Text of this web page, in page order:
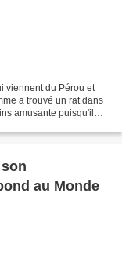
viennent du Pérou et
a trouvé un rat dans
amusante puisqu'il
au Monde